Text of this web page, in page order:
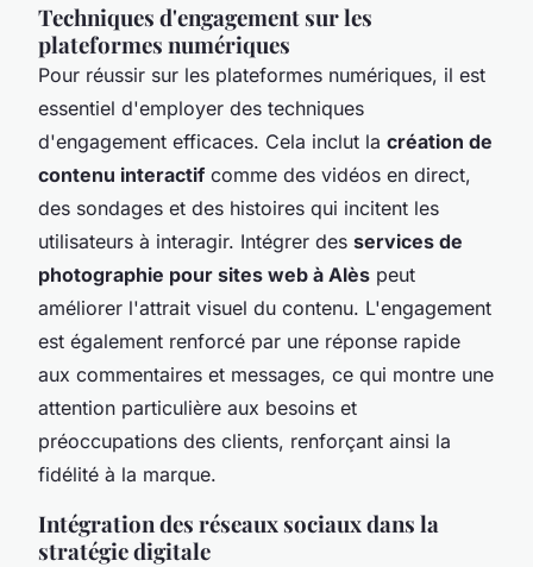
Techniques d'engagement sur les
plateformes numériques
Pour réussir sur les plateformes numériques, il est
essentiel d'employer des techniques
d'engagement efficaces. Cela inclut la création de
contenu interactif comme des vidéos en direct,
des sondages et des histoires qui incitent les
utilisateurs à interagir. Intégrer des services de
photographie pour sites web à Alès peut
améliorer l'attrait visuel du contenu. L'engagement
est également renforcé par une réponse rapide
aux commentaires et messages, ce qui montre une
attention particulière aux besoins et
préoccupations des clients, renforçant ainsi la
fidélité à la marque.
Intégration des réseaux sociaux dans la
stratégie digitale